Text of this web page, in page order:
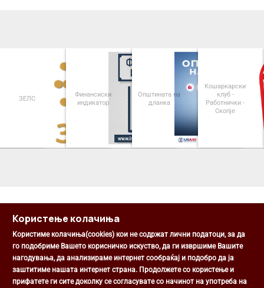
ЗЕЛС
Финансиски
индикатор
Општината на
дланка
Кошаркарски
клуб -
Работнички -
Скопје
Општина Центар
Михаил Цоков бр. 1, Скопје
Користење колачиња
Користиме колачиња(cookies) кои не содржат лични податоци, за да
го подобриме Вашето корисничко искуство, да ги извршиме Вашите
нагодувања, да анализираме интернет сообраќај и подобро да ја
заштитиме нашата интернет страна. Продолжете со користење и
прифатете ги сите доколку се согласувате со начинот на употреба на